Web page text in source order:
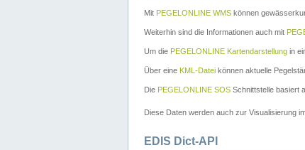
Mit PEGELONLINE WMS können
Weiterhin sind die Informationen auch mit
Um die PEGELONLINE Kartendarstellung in
Über eine KML-Datei können aktuelle
Die PEGELONLINE SOS Schnittstelle basiert
Diese Daten werden auch zur Visualisierung
EDIS Dict-API